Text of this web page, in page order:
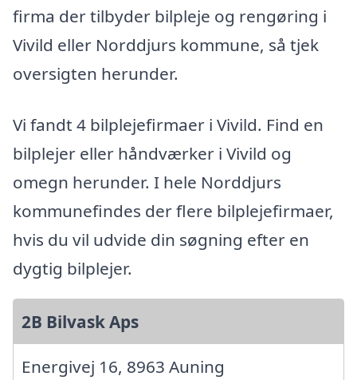
firma der tilbyder bilpleje og rengøring i
Vivild eller Norddjurs kommune, så tjek
oversigten herunder.
Vi fandt 4 bilplejefirmaer i Vivild. Find en
bilplejer eller håndværker i Vivild og
omegn herunder. I hele Norddjurs
kommunefindes der flere bilplejefirmaer,
hvis du vil udvide din søgning efter en
dygtig bilplejer.
2B Bilvask Aps
Energivej 16, 8963 Auning